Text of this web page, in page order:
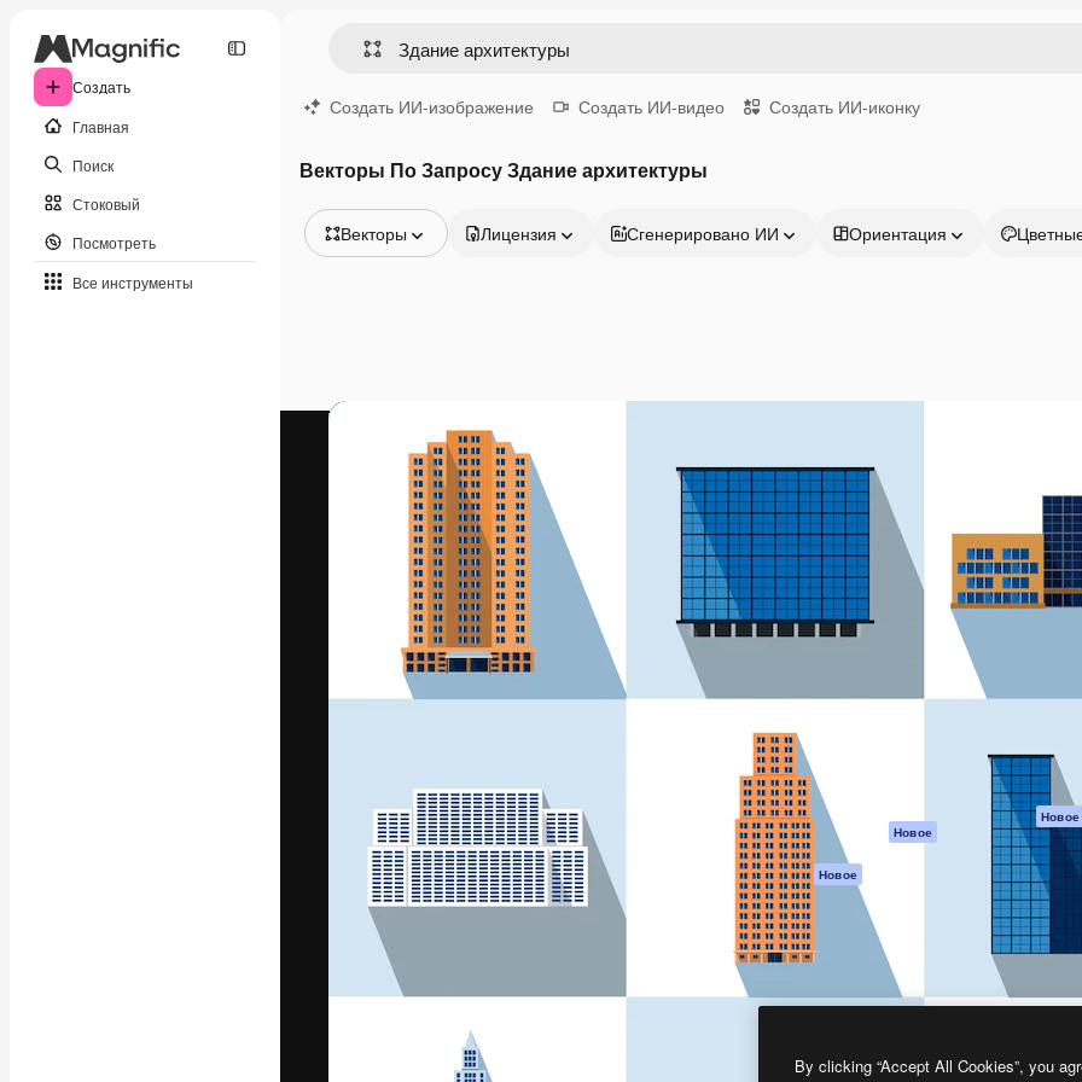
Создать
Главная
Поиск
Стоковый
Посмотреть
Все инструменты
Создать ИИ-изображение Создать ИИ-видео Создать ИИ-иконку
Векторы По Запросу Здание архитектуры
Векторы
Видео
Моушн-дизайн
Видеошаблоны
Лицензия Сгенерировано ИИ Ориентация
Креативная платформа для создания
ваших лучших работ. Более 1 миллиона
подписчиков среди креаторов,
предприятий, агентств и студий.
Pусский
Продукция
Spaces
ИИ-помощник
Генератор
ИИ
Генератор голоса
на основе ИИ
Стоковый контент
MCP для
Claude/ChatGPT
Новое
Агенты Новое
API
Мобильное
приложение
Все инструменты
Magnific
Academy
Документация
Пакету ИИ
Служба
поддержки
Условия и
Политика
Оригиналы Новое
Политика
cookie
Центр доверия
Партнеры
Предприятие
By clicking “Accept All Cookies”, you